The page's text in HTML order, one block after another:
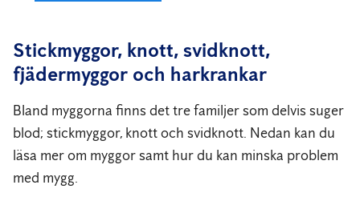
Stickmyggor, knott, svidknott,
fjädermyggor och harkrankar
Bland myggorna finns det tre familjer som delvis suger
blod; stickmyggor, knott och svidknott. Nedan kan du
läsa mer om myggor samt hur du kan minska problem
med mygg.